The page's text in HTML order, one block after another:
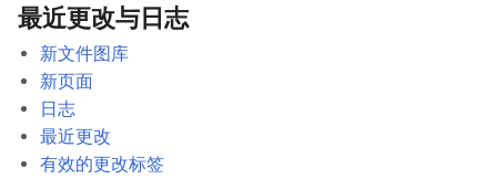
最近更改与日志
新文件图库
新页面
日志
最近更改
有效的更改标签